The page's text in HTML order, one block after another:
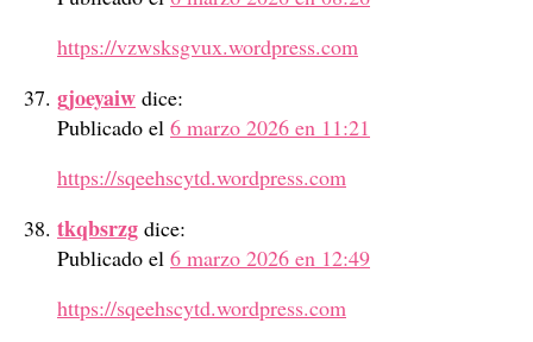
https://vzwsksgvux.wordpress.com
gjoeyaiw dice:
Publicado el 6 marzo 2026 en 11:21
https://sqeehscytd.wordpress.com
tkqbsrzg dice:
Publicado el 6 marzo 2026 en 12:49
https://sqeehscytd.wordpress.com